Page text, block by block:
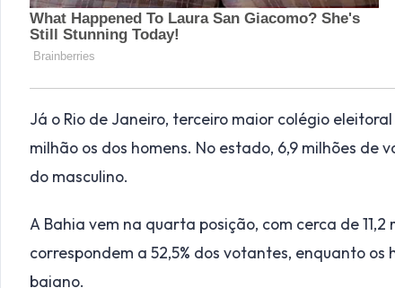
Já o Rio de Janeiro, terceiro maior colégio
milhão os dos homens. No estado, 6,9 milhões de
do masculino.
A Bahia vem na quarta posição, com cerca de
correspondem a 52,5% dos votantes, enquanto
baiano.